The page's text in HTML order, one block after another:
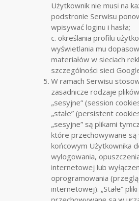
Użytkownik nie musi na
podstronie Serwisu
wpisywać loginu i hasła;
c. określania profilu
wyświetlania mu
materiałów w sieciach
szczególności sieci
W ramach Serwisu
zasadnicze rodzaje
„sesyjne” (session
„stałe” (persistent
„sesyjne” są plikami
które przechowywane są
końcowym Użytkownika
wylogowania,
internetowej lub
oprogramowania
internetowej). „Stałe”